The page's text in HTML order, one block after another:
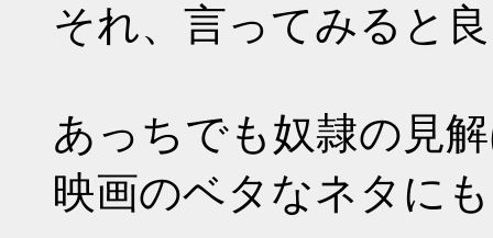
それ、言ってみると
あっちでも奴隷の見
映画のベタなネタに